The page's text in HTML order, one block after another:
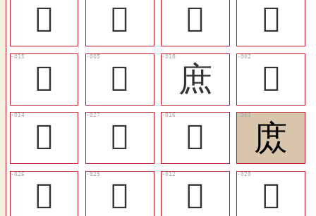
𠪤
𠪜 󱮴
󱰙
󱰗
󱰒 庶
𢉙
󱰖
󱯑 󱰘
庻
󱰠
󱰟 󱰔
󱰜